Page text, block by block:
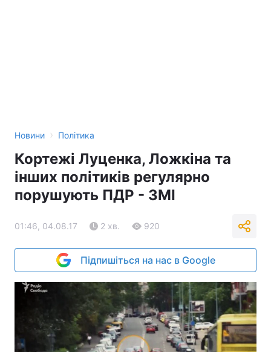
Новини › Політика
Кортежі Луценка, Ложкіна та
інших політиків регулярно
порушують ПДР - ЗМІ
01:46, 04.08.17 2 хв. 920
Підпишіться на нас в Google